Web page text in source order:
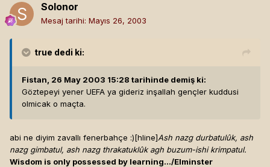
Solonor
Mesaj tarihi: Mayıs 26, 2003
true dedi ki:
Fistan, 26 May 2003 15:28 tarihinde demiş ki:
Göztepeyi yener UEFA ya gideriz inşallah gençler kuddusi
olmicak o maçta.
abi ne diyim zavallı fenerbahçe :)[hline]Ash nazg durbatulûk, ash
nazg gimbatul, ash nazg thrakatuklûk agh buzum-ishi krimpatul.
Wisdom is only possessed by learning.../Elminster